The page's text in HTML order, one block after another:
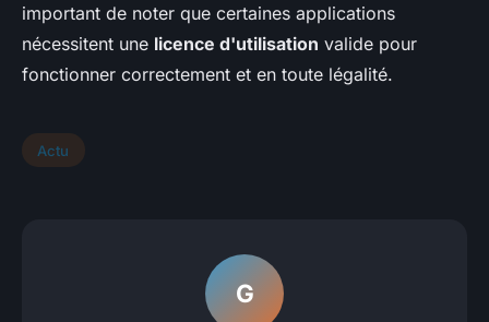
important de noter que certaines applications
nécessitent une licence d'utilisation valide pour
fonctionner correctement et en toute légalité.
Actu
G